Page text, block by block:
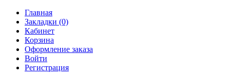
Главная
Закладки (0)
Кабинет
Корзина
Оформление заказа
Войти
Регистрация